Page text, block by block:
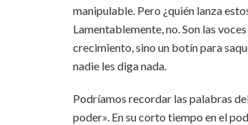
manipulable. Pero ¿quién lanza
Lamentablemente, no. Son las
crecimiento, sino un botín para
nadie les diga nada.
Podríamos recordar las palabras
poder». En su corto tiempo en el